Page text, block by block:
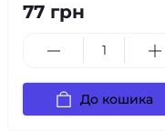
77 грн
До кошика